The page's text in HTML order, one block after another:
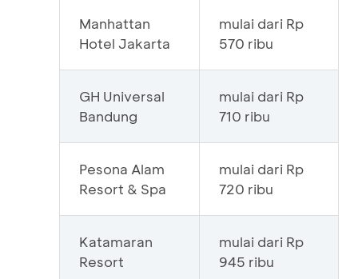
Manhattan
Hotel Jakarta
mulai dari Rp
570 ribu
GH Universal
Bandung
mulai dari Rp
710 ribu
Pesona Alam
Resort & Spa
mulai dari Rp
720 ribu
Katamaran
Resort
mulai dari Rp
945 ribu